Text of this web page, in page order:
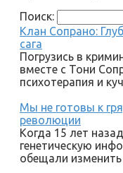
Поиск:
Клан Сопрано:
сага
Погрузись в
вместе с Тони
психотерапия и
Мы не готовы к
революции
Когда 15 лет
генетическую
обещали